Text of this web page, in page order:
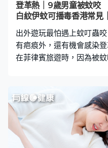
登革熱｜9歲男童被蚊
白紋伊蚊可播毒香港常見
出外遊玩最怕遇上蚊叮蟲
有疤痕外，還有機會感染
在菲律賓旅遊時，因為被
綜合外媒報道，澳洲一名9
人到菲律賓旅遊時，因為
病症，到院求診後，醫生
他送到深切治療部接受治
出現高燒、頭痛、胃痛、